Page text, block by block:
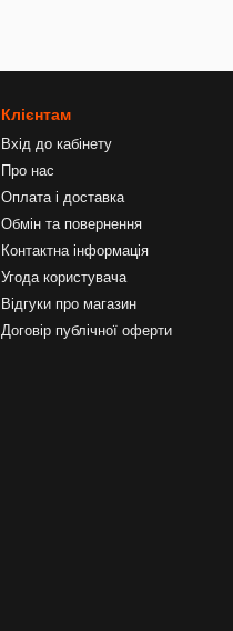
Клієнтам
Вхід до кабінету
Про нас
Оплата і доставка
Обмін та повернення
Контактна інформація
Угода користувача
Відгуки про магазин
Договір публічної оферти